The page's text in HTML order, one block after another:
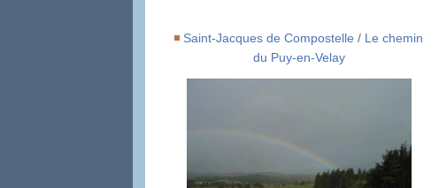
Saint-Jacques de Compostelle / Le chemin
du Puy-en-Velay